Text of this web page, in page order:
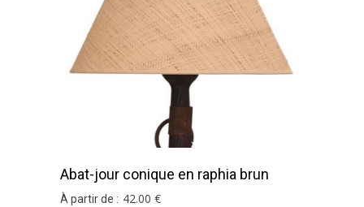
Abat-jour conique en raphia brun
À partir de : 42.00 €